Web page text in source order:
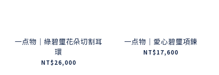
一点物｜綠碧璽花朵切割耳
環
NT$26,000
一点物｜愛心碧璽項鍊
NT$17,600